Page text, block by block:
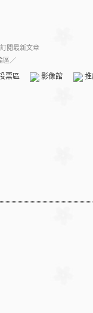
訂閱最新文章
區／
票區 影像館